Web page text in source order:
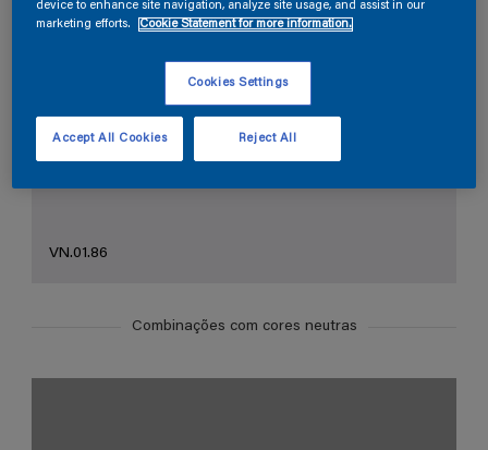
VN.01.86
Combinações com cores neutras
device to enhance site navigation, analyze site usage, and assist in our
marketing efforts.
Cookie Statement for more information.
Cookies Settings
Reject All
Accept All Cookies